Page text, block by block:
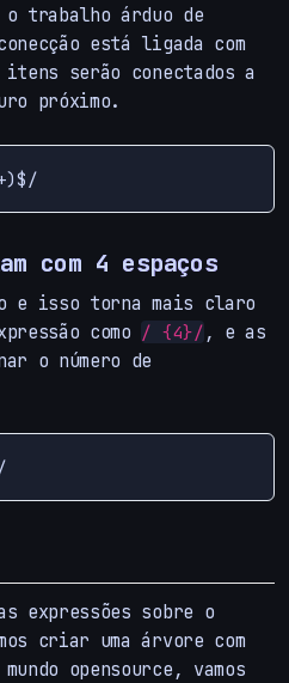
o trabalho árduo de
está ligada com
serão conectados a
próximo.
com 4 espaços
e isso torna mais claro
como / {4}/ , e as
o número de
expressões sobre o
criar uma árvore com
opensource, vamos